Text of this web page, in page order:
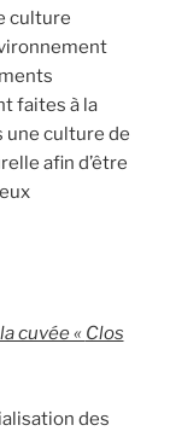
culture
faites à la
une culture de
afin d’être
cuvée « Clos
des